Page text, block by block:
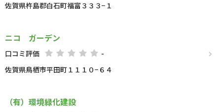
佐賀県杵島郡白石町福富３３３−１
ニコ ガーデン
口コミ評価
-
佐賀県鳥栖市平田町１１１０−６４
（有）環境緑化建設